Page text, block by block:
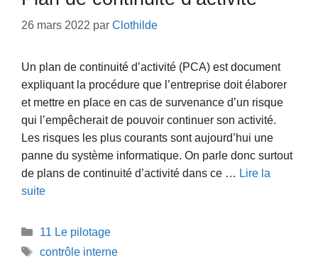
26 mars 2022 par Clothilde
Un plan de continuité d’activité (PCA) est document
expliquant la procédure que l’entreprise doit élaborer
et mettre en place en cas de survenance d’un risque
qui l’empêcherait de pouvoir continuer son activité.
Les risques les plus courants sont aujourd’hui une
panne du système informatique. On parle donc surtout
de plans de continuité d’activité dans ce … Lire la
suite
Catégories
11 Le pilotage
Étiquettes
contrôle interne